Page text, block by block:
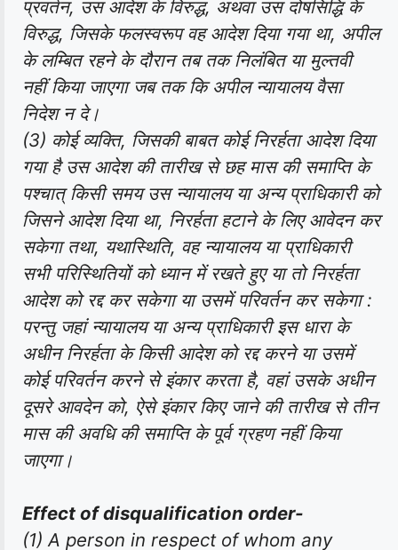
प्रवर्तन, उस आदेश के विरुद्ध, अथवा उस दोषसिद्धि के
विरुद्ध, जिसके फलस्वरूप वह आदेश दिया गया था, अपील
के लम्बित रहने के दौरान तब तक निलंबित या मुल्तवी
नहीं किया जाएगा जब तक कि अपील न्यायालय वैसा
निदेश न दे।
(3) कोई व्यक्ति, जिसकी बाबत कोई निरर्हता आदेश दिया
गया है उस आदेश की तारीख से छह मास की समाप्ति के
पश्चात् किसी समय उस न्यायालय या अन्य प्राधिकारी को
जिसने आदेश दिया था, निरर्हता हटाने के लिए आवेदन कर
सकेगा तथा, यथास्थिति, वह न्यायालय या प्राधिकारी
सभी परिस्थितियों को ध्यान में रखते हुए या तो निरर्हता
आदेश को रद्द कर सकेगा या उसमें परिवर्तन कर सकेगा :
परन्तु जहां न्यायालय या अन्य प्राधिकारी इस धारा के
अधीन निरर्हता के किसी आदेश को रद्द करने या उसमें
कोई परिवर्तन करने से इंकार करता है, वहां उसके अधीन
दूसरे आवदेन को, ऐसे इंकार किए जाने की तारीख से तीन
मास की अवधि की समाप्ति के पूर्व ग्रहण नहीं किया
जाएगा।
Effect of disqualification order-
(1) A person in respect of whom any